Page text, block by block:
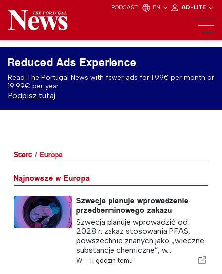
PODCAST EN AD-LITE
Reduced Ads Experience
Read The Portugal News with fewer ads for 1.99€ per month or
19.99€ per year.
Podpisz tutaj
Start Europa
Najnowsze w Europa
Szwecja planuje wprowadzenie
przedterminowego zakazu
stosowania „wiecznych
chemikaliów”
Szwecja planuje wprowadzić od
2028 r. zakaz stosowania PFAS,
powszechnie znanych jako „wieczne
substancje chemiczne”, w...
W - 11 godzin temu